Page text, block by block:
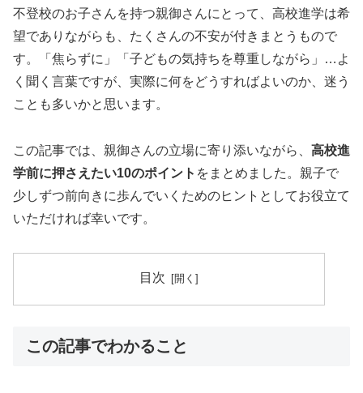
不登校のお子さんを持つ親御さんにとって、高校進学は希
望でありながらも、たくさんの不安が付きまとうもので
す。「焦らずに」「子どもの気持ちを尊重しながら」…よ
く聞く言葉ですが、実際に何をどうすればよいのか、迷う
ことも多いかと思います。
この記事では、親御さんの立場に寄り添いながら、 高校進
学前に押さえたい10のポイント をまとめました。親子で
少しずつ前向きに歩んでいくためのヒントとしてお役立て
いただければ幸いです。
目次
この記事でわかること